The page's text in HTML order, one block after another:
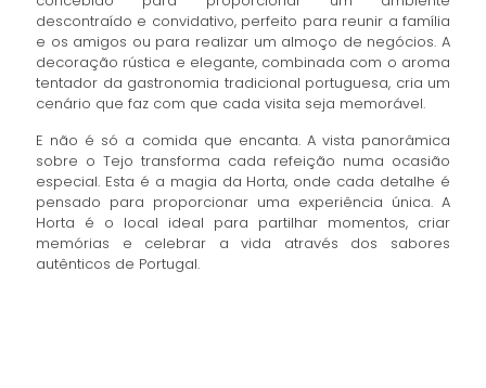
descontraído e convidativo, perfeito para reunir a família
e os amigos ou para realizar um almoço de negócios. A
decoração rústica e elegante, combinada com o aroma
tentador da gastronomia tradicional portuguesa, cria um
cenário que faz com que cada visita seja memorável.
E não é só a comida que encanta. A vista panorâmica
sobre o Tejo transforma cada refeição numa ocasião
especial. Esta é a magia da Horta, onde cada detalhe é
pensado para proporcionar uma experiência única. A
Horta é o local ideal para partilhar momentos, criar
memórias e celebrar a vida através dos sabores
autênticos de Portugal.